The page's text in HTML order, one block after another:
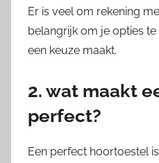
Er is veel om rekening
belangrijk om je opties
een keuze maakt.
2. wat maakt
perfect?
Een perfect hoortoestel